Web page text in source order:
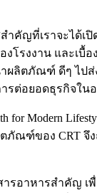
ำคัญที่เราจะได้
รงงาน และเบื้
ผลิตภัณฑ์ ดีๆ ไป
รต่อยอดธุรกิจใน
Modern
ภัณฑ์ของ CRT
รอาหารสำคัญ